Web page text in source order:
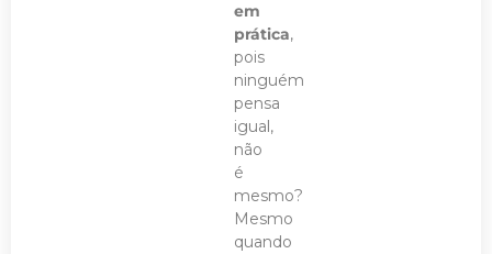
em
prática,
pois
ninguém
pensa
igual,
não
é
mesmo?
Mesmo
quando